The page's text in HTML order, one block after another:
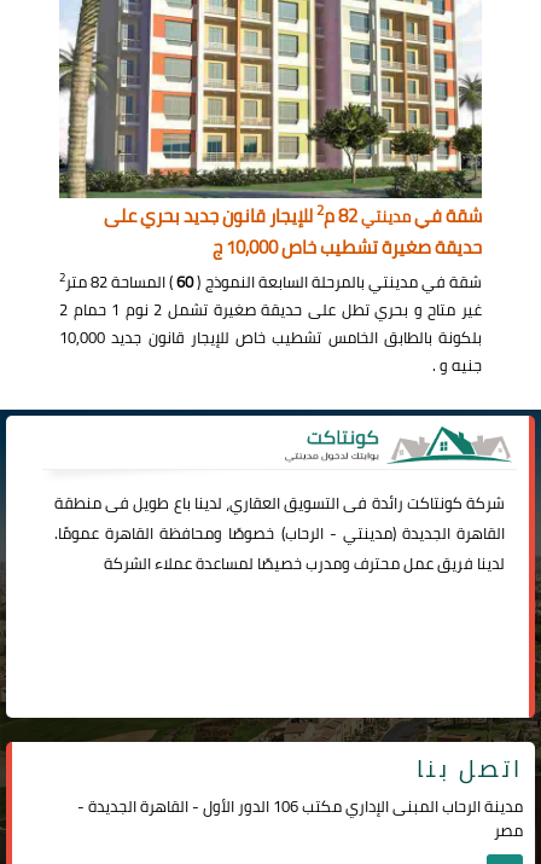
شقة فيمدينتي 2للإيجار قانون جديد بحري على
حديقة صغيرة تشطيب خاص 10,000 ج
شقة في مدينتي بالمرحلة السابعة النموذج (60) المساحة 82 متر 2
غير متاح و بحري تطل على حديقة صغيرة تشمل 2 نوم 1 حمام 2
بلكونة بالطابق الخامس تشطيب خاص للإيجار قانون جديد 10,000
جنيه و .
شركةكونتاكترائدة فى التسويق العقاري، لدينا باع طويل فى منطقة
القاهرة الجديدة (مدينتي -الرحاب) خصوصًا ومحافظة القاهرة عمومًا.
لدينا فريق عمل محترف ومدرب خصيصًا لمساعدة عملاء الشركة
اتصل بنا
مدينة الرحاب المبنى الإداري مكتب 106 الدور الأول - القاهرة الجديدة -
مصر